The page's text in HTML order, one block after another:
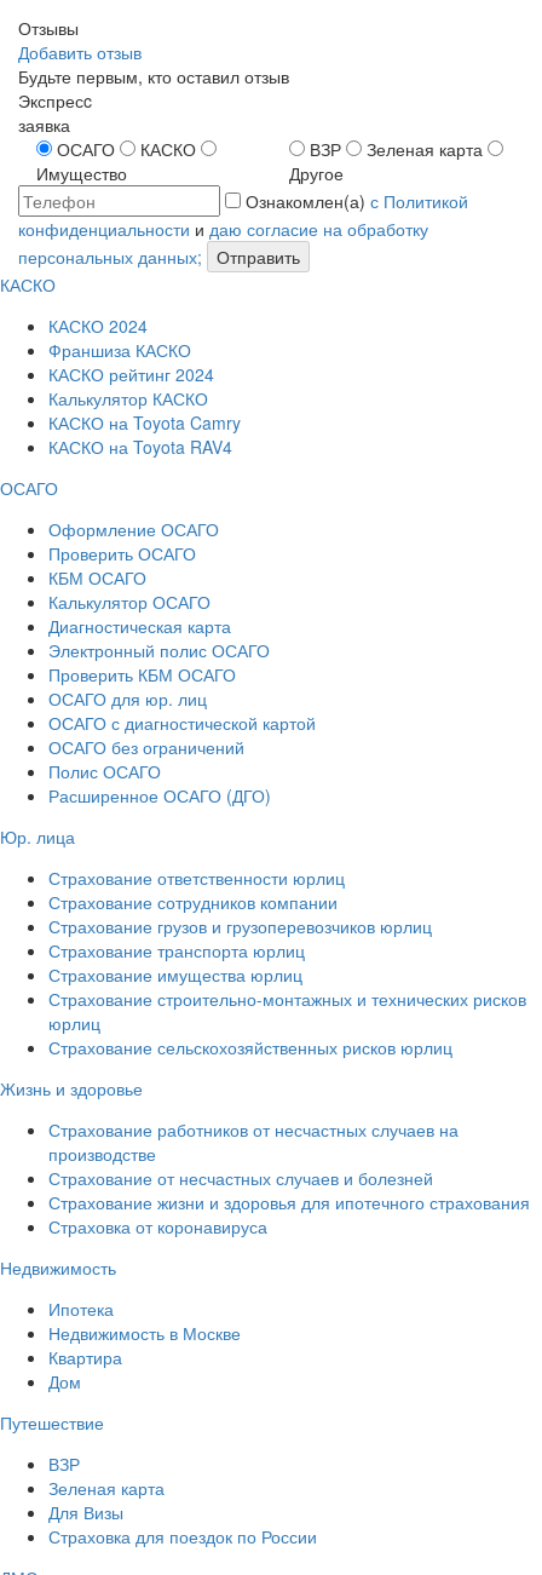
Отзывы
Добавить отзыв
Будьте первым, кто оставил отзыв
Экспресc
заявка
ОСАГО
КАСКО
Имущество
ВЗР
Зеленая карта
Другое
Ознакомлен(а) с Политикой
конфиденциальности и даю согласие на обработку
персональных данных;
Отправить
КАСКО
КАСКО 2024
Франшиза КАСКО
КАСКО рейтинг 2024
Калькулятор КАСКО
КАСКО на Toyota Camry
КАСКО на Toyota RAV4
ОСАГО
Оформление ОСАГО
Проверить ОСАГО
КБМ ОСАГО
Калькулятор ОСАГО
Диагностическая карта
Электронный полис ОСАГО
Проверить КБМ ОСАГО
ОСАГО для юр. лиц
ОСАГО с диагностической картой
ОСАГО без ограничений
Полис ОСАГО
Расширенное ОСАГО (ДГО)
Юр. лица
Страхование ответственности юрлиц
Страхование сотрудников компании
Страхование грузов и грузоперевозчиков юрлиц
Страхование транспорта юрлиц
Страхование имущества юрлиц
Страхование строительно-монтажных и технических рисков
юрлиц
Страхование сельскохозяйственных рисков юрлиц
Жизнь и здоровье
Страхование работников от несчастных случаев на
производстве
Страхование от несчастных случаев и болезней
Страхование жизни и здоровья для ипотечного страхования
Страховка от коронавируса
Недвижимость
Ипотека
Недвижимость в Москве
Квартира
Дом
Путешествие
ВЗР
Зеленая карта
Для Визы
Страховка для поездок по России